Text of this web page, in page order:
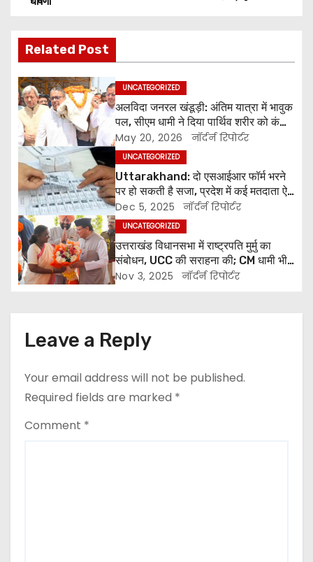
s
t
n
a
v
i
g
a
t
o
Related Post
UNCATEGORIZED
अलविदा जनरल खंडूड़ी: अंतिम यात्रा में भावुक
पल, सीएम धामी ने दिया पार्थिव शरीर को कंधा,
पुष्पचक्र किया अर्पित
May 20, 2026 नॉर्दर्न रिपोर्टर
UNCATEGORIZED
Uttarakhand: दो एसआईआर फॉर्म भरने
पर हो सकती है सजा, प्रदेश में कई मतदाता ऐसे
जिनका वोट गांव और शहर दोनों जगह
Dec 5, 2025 नॉर्दर्न रिपोर्टर
UNCATEGORIZED
उत्तराखंड विधानसभा में राष्ट्रपति मुर्मु का
संबोधन, UCC की सराहना की; CM धामी भी
रहे मौजूद
Nov 3, 2025 नॉर्दर्न रिपोर्टर
Leave a Reply
Your email address will not be published.
Required fields are marked *
Comment *